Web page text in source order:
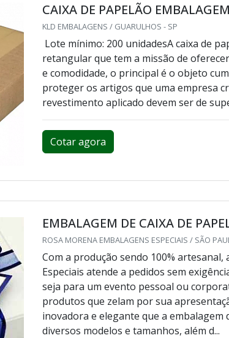
CAIXA DE PAPELÃO EMBALAGEM
KLD EMBALAGENS / GUARULHOS - SP
Lote mínimo: 200 unidadesA caixa de
retangular que tem a missão de
e comodidade, o principal é o objeto
proteger os artigos que uma empresa
revestimento aplicado devem ser de
Cotar agora
EMBALAGEM DE CAIXA DE
ROSA MORENA EMBALAGENS ESPECIAIS / SÃO
Com a produção sendo 100% artesanal,
Especiais atende a pedidos sem
seja para um evento pessoal ou
produtos que zelam por sua
inovadora e elegante que a embalagem
diversos modelos e tamanhos, além d...